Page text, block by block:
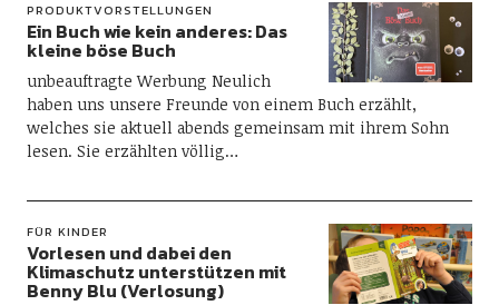
PRODUKTVORSTELLUNGEN
Ein Buch wie kein anderes: Das
kleine böse Buch
unbeauftragte Werbung Neulich
haben uns unsere Freunde von einem Buch erzählt,
welches sie aktuell abends gemeinsam mit ihrem Sohn
lesen. Sie erzählten völlig…
FÜR KINDER
Vorlesen und dabei den
Klimaschutz unterstützen mit
Benny Blu (Verlosung)